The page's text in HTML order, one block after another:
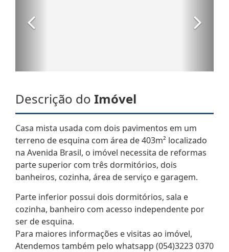
Descrição do Imóvel
Casa mista usada com dois pavimentos em um
terreno de esquina com área de 403m² localizado
na Avenida Brasil, o imóvel necessita de reformas
parte superior com três dormitórios, dois
banheiros, cozinha, área de serviço e garagem.
Parte inferior possui dois dormitórios, sala e
cozinha, banheiro com acesso independente por
ser de esquina.
Para maiores informações e visitas ao imóvel,
Atendemos também pelo whatsapp (054)3223 0370